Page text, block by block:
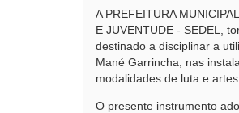
A PREFEITURA
E JUVENTUDE - SEDEL,
destinado a disciplinar a
Mané Garrincha, nas
modalidades de luta e artes
O presente instrumento